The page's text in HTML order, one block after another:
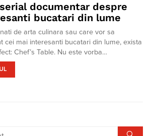
documentar despre
bucatari din lume
de arta culinara sau care vor sa
cei mai interesanti bucatari din lume, exista
Chef’s Table. Nu este vorba…